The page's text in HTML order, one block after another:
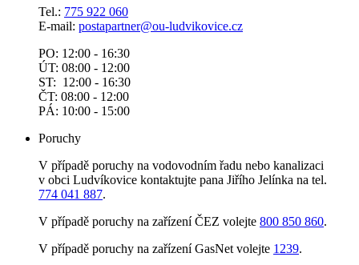
Tel.: 775 922 060
E-mail: postapartner@ou-ludvikovice.cz
PO: 12:00 - 16:30
ÚT: 08:00 - 12:00
ST: 12:00 - 16:30
ČT: 08:00 - 12:00
PÁ: 10:00 - 15:00
Poruchy
V případě poruchy na vodovodním řadu nebo kanalizaci
v obci Ludvíkovice kontaktujte pana Jiřího Jelínka na tel.
774 041 887.
V případě poruchy na zařízení ČEZ volejte 800 850 860.
V případě poruchy na zařízení GasNet volejte 1239.